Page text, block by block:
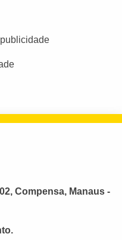
Compensa, Manaus -